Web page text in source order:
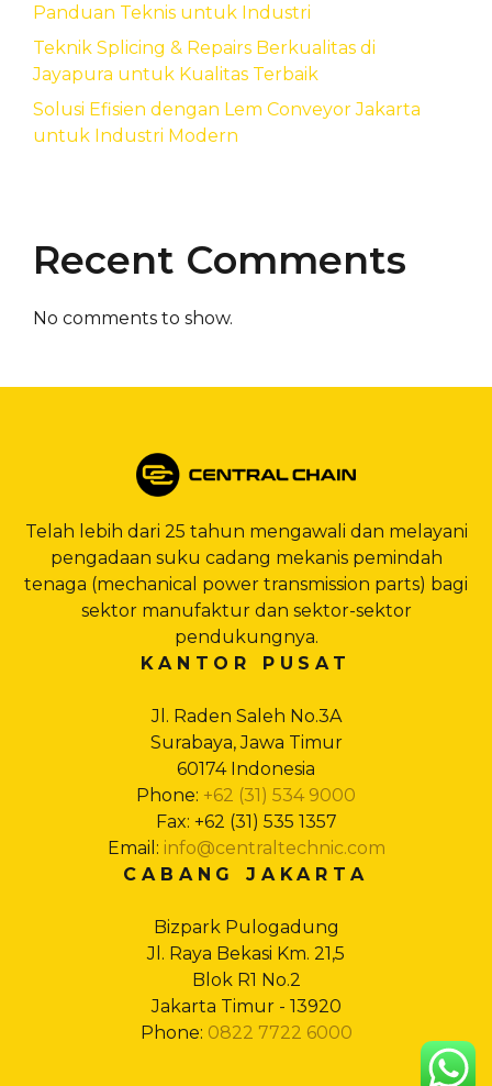
Panduan Teknis untuk Industri
Teknik Splicing & Repairs Berkualitas di
Jayapura untuk Kualitas Terbaik
Solusi Efisien dengan Lem Conveyor Jakarta
untuk Industri Modern
Recent Comments
No comments to show.
Telah lebih dari 25 tahun mengawali dan melayani
pengadaan suku cadang mekanis pemindah
tenaga (mechanical power transmission parts) bagi
sektor manufaktur dan sektor-sektor
pendukungnya.
KANTOR PUSAT
Jl. Raden Saleh No.3A
Surabaya, Jawa Timur
60174 Indonesia
Phone: +62 (31) 534 9000
Fax: +62 (31) 535 1357
Email: info@centraltechnic.com
CABANG JAKARTA
Bizpark Pulogadung
Jl. Raya Bekasi Km. 21,5
Blok R1 No.2
Jakarta Timur - 13920
Phone: 0822 7722 6000